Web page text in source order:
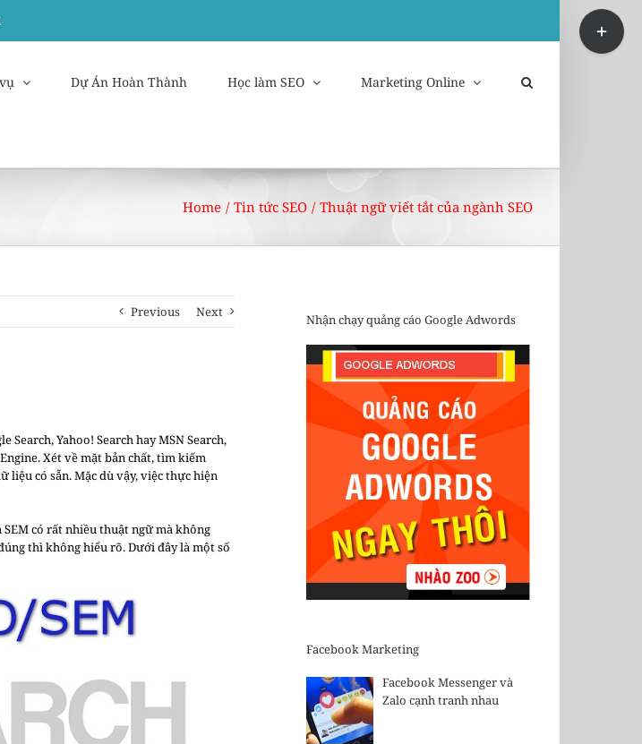
Dự Án Hoàn Thành Học làm SEO Marketing Online
Home / Tin tức SEO / Thuật ngữ viết tắt của ngành SEO
Previous Next
Yahoo! Search hay MSN Search,
Xét về mặt bản chất, tìm kiếm
có sẵn. Mặc dù vậy, việc thực hiện
SEM có rất nhiều thuật ngữ mà không
thì không hiểu rõ. Dưới đây là một số
Nhận chạy quảng cáo Google Adwords
Facebook Marketing
Facebook Messenger và
Zalo cạnh tranh nhau
Toggle
Sliding
Bar